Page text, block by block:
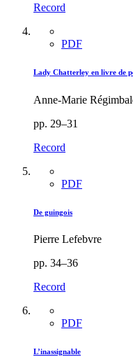
Record
PDF
Lady Chatterley en livre de
Anne-Marie
pp. 29–31
Record
PDF
De guingois
Pierre Lefebvre
pp. 34–36
Record
PDF
L’inassignable